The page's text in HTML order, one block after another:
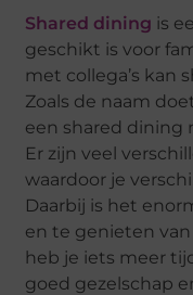
Shared dining is
geschikt is voor
met collega’s kan
Zoals de naam
een shared dining
Er zijn veel
waardoor je
Daarbij is het
en te genieten
heb je iets meer
goed gezelschap